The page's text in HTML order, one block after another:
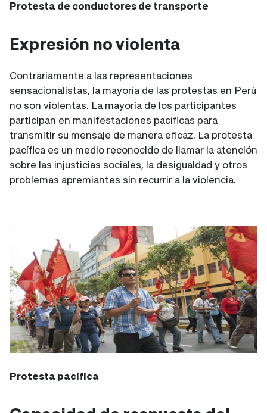
Protesta de conductores de transporte
Expresión no violenta
Contrariamente a las representaciones
sensacionalistas, la mayoría de las protestas en Perú
no son violentas. La mayoría de los participantes
participan en manifestaciones pacíficas para
transmitir su mensaje de manera eficaz. La protesta
pacífica es un medio reconocido de llamar la atención
sobre las injusticias sociales, la desigualdad y otros
problemas apremiantes sin recurrir a la violencia.
Protesta pacífica